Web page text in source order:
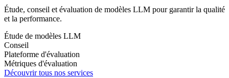
Étude, conseil et évaluation de modèles LLM pour garantir la qualité
et la performance.
Étude de modèles LLM
Conseil
Plateforme d'évaluation
Métriques d'évaluation
Découvrir tous nos services